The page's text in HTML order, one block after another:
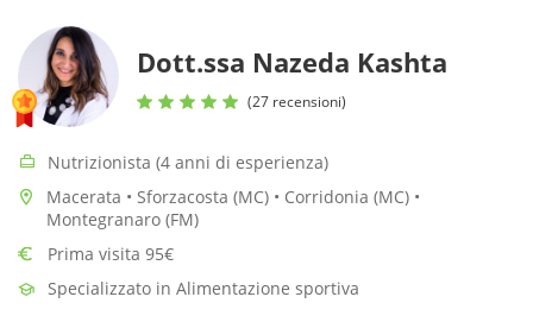
Dott.ssa Nazeda Kashta
(27 recensioni)
Nutrizionista (4 anni di esperienza)
Macerata • Sforzacosta (MC) • Corridonia (MC) •
Montegranaro (FM)
Prima visita 95€
Specializzato in Alimentazione sportiva